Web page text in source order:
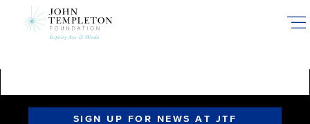
SIGN UP FOR NEWS AT JTF